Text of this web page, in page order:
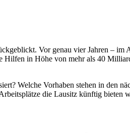
Vor genau vier Jahren – im
Hilfen in Höhe von mehr als 40
Welche Vorhaben stehen in den
die Lausitz künftig bieten